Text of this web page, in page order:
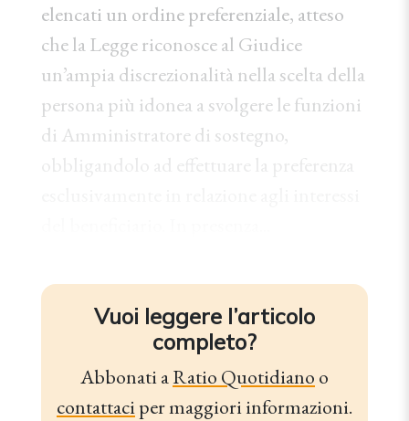
elencati un ordine preferenziale, atteso
che la Legge riconosce al Giudice
un’ampia discrezionalità nella scelta della
persona più idonea a svolgere le funzioni
di Amministratore di sostegno,
obbligandolo ad effettuare la preferenza
Vuoi leggere l’articolo
completo?
Abbonati aRatio Quotidiano o
contattaciper maggiori informazioni.